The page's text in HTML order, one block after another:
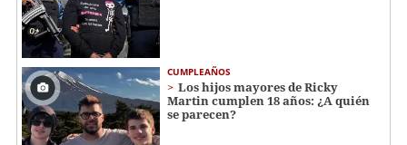
CUMPLEAÑOS
Los hijos mayores de Ricky
Martin cumplen 18 años: ¿A quién
se parecen?